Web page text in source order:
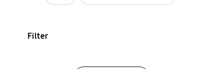
Filter